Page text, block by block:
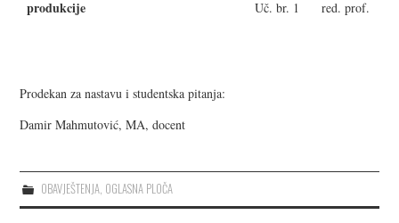
produkcije Uč. br. 1 red. prof.
Prodekan za nastavu i studentska pitanja:
Damir Mahmutović, MA, docent
OBAVJEŠTENJA, OGLASNA PLOČA